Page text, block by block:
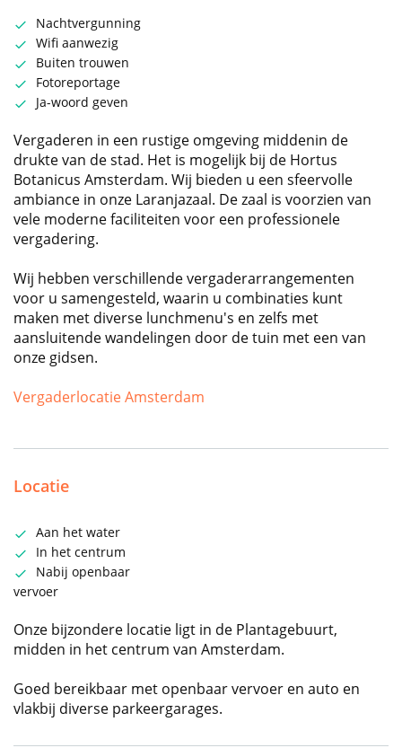
Nachtvergunning
Wifi aanwezig
Buiten trouwen
Fotoreportage
Ja-woord geven
Vergaderen in een rustige omgeving middenin de
drukte van de stad. Het is mogelijk bij de Hortus
Botanicus Amsterdam. Wij bieden u een sfeervolle
ambiance in onze Laranjazaal. De zaal is voorzien van
vele moderne faciliteiten voor een professionele
vergadering.
Wij hebben verschillende vergaderarrangementen
voor u samengesteld, waarin u combinaties kunt
maken met diverse lunchmenu's en zelfs met
aansluitende wandelingen door de tuin met een van
onze gidsen.
Vergaderlocatie Amsterdam
Locatie
Aan het water
In het centrum
Nabij openbaar
vervoer
Onze bijzondere locatie ligt in de Plantagebuurt,
midden in het centrum van Amsterdam.
Goed bereikbaar met openbaar vervoer en auto en
vlakbij diverse parkeergarages.